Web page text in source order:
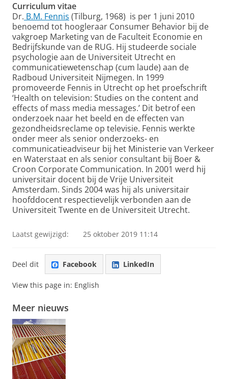
Curriculum vitae
Dr. B.M. Fennis (Tilburg, 1968) is per 1 juni 2010
benoemd tot hoogleraar Consumer Behavior bij de
vakgroep Marketing van de Faculteit Economie en
Bedrijfskunde van de RUG. Hij studeerde sociale
psychologie aan de Universiteit Utrecht en
communicatiewetenschap (cum laude) aan de
Radboud Universiteit Nijmegen. In 1999
promoveerde Fennis in Utrecht op het proefschrift
‘Health on television: Studies on the content and
effects of mass media messages.’ Dit betrof een
onderzoek naar het beeld en de effecten van
gezondheidsreclame op televisie. Fennis werkte
onder meer als senior onderzoeks- en
communicatieadviseur bij het Ministerie van Verkeer
en Waterstaat en als senior consultant bij Boer &
Croon Corporate Communication. In 2001 werd hij
universitair docent bij de Vrije Universiteit
Amsterdam. Sinds 2004 was hij als universitair
hoofddocent respectievelijk verbonden aan de
Universiteit Twente en de Universiteit Utrecht.
Laatst gewijzigd: 25 oktober 2019 11:14
Deel dit Facebook LinkedIn
View this page in: English
Meer nieuws